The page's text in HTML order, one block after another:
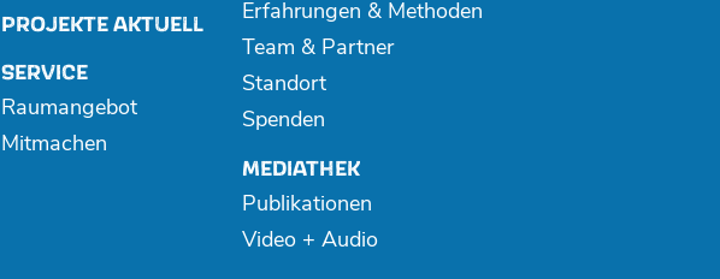
PROJEKTE AKTUELL
SERVICE
Raumangebot
Mitmachen
Erfahrungen & Methoden
Team & Partner
Standort
Spenden
MEDIATHEK
Publikationen
Video + Audio